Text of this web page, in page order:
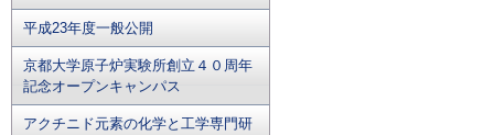
平成23年度一般公開
京都大学原子炉実験所創立４０周年
記念オープンキャンパス
アクチニド元素の化学と工学専門研